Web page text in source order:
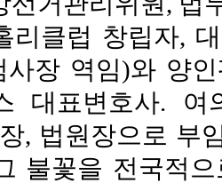
리클럽 창립자,
사장 역임)와 양
대표변호사. 여
, 법원장으로 부
불꽃을 전국적